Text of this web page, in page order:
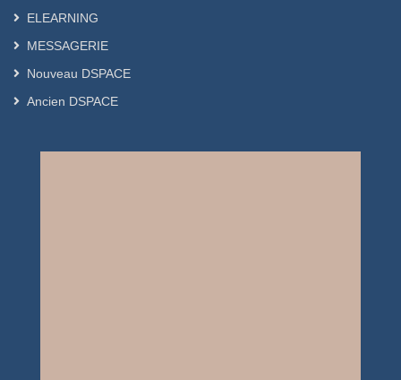
ELEARNING
MESSAGERIE
Nouveau DSPACE
Ancien DSPACE